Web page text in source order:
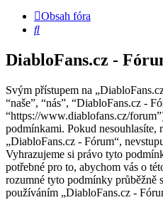
Obsah fóra
Hledat
DiabloFans.cz -
Svým přístupem na
“naše”, “nás”, “DiabloFans.cz -
“https://www.diablofans.cz/
podmínkami. Pokud nesouhlasíte,
„DiabloFans.cz - Fórum“,
Vyhrazujeme si právo tyto
potřebné pro to, abychom vás o
rozumné tyto podmínky průběžně
používáním „DiabloFans.cz -